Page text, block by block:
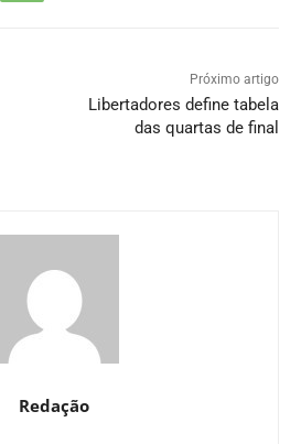
Próximo artigo
Libertadores define tabela
das quartas de final
Redação